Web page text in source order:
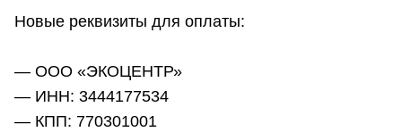
Новые реквизиты для оплаты:
— ООО «ЭКОЦЕНТР»
— ИНН: 3444177534
— КПП: 770301001